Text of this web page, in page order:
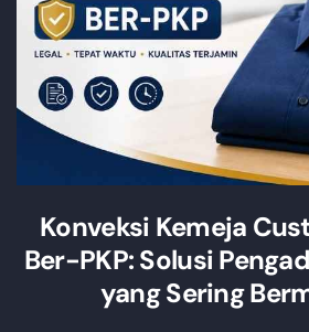
Konveksi Kemeja
Ber-PKP: Solusi
yang Sering